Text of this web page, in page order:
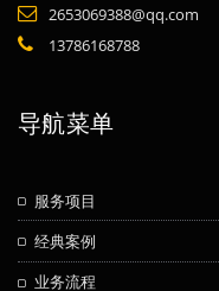
2653069388@qq.com
13786168788
导航菜单
服务项目
经典案例
业务流程